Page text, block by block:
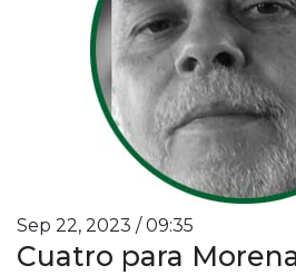
Sep 22, 2023 / 09:35
Cuatro para